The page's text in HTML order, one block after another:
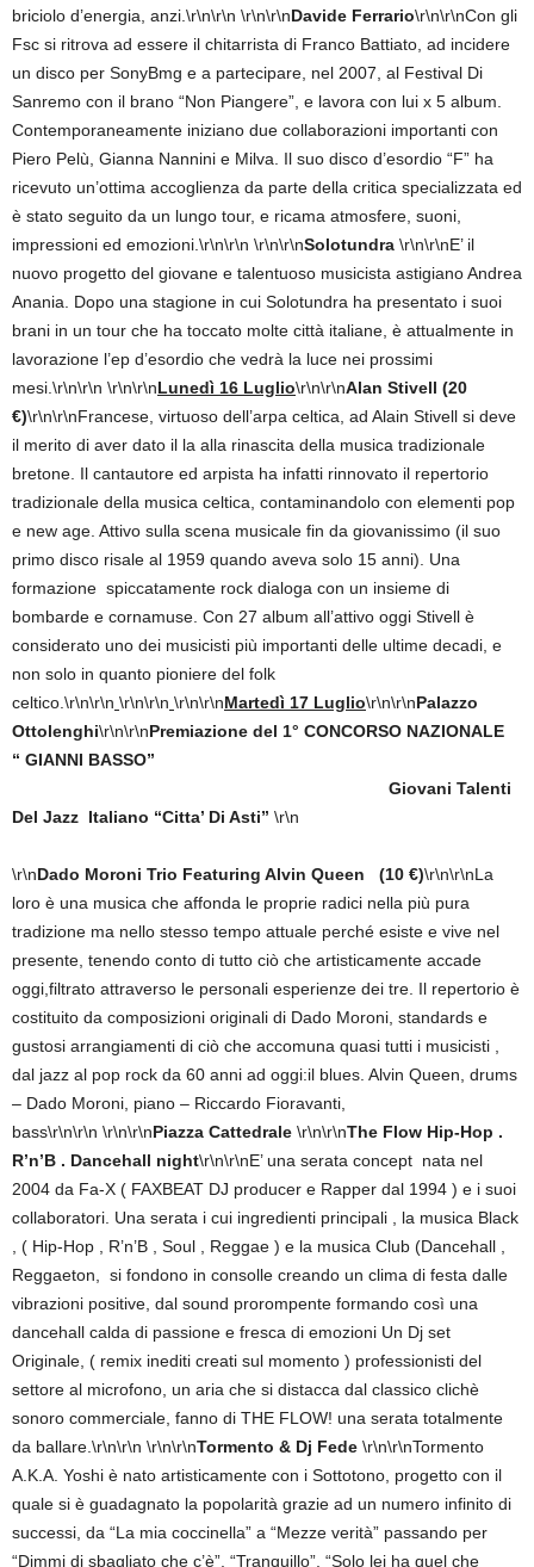
briciolo d’energia, anzi.\r\n\r\n \r\n\r\nDavide Ferrario\r\n\r\nCon gli
Fsc si ritrova ad essere il chitarrista di Franco Battiato, ad incidere
un disco per SonyBmg e a partecipare, nel 2007, al Festival Di
Sanremo con il brano “Non Piangere”, e lavora con lui x 5 album.
Contemporaneamente iniziano due collaborazioni importanti con
Piero Pelù, Gianna Nannini e Milva. Il suo disco d’esordio “F” ha
ricevuto un’ottima accoglienza da parte della critica specializzata ed
è stato seguito da un lungo tour, e ricama atmosfere, suoni,
impressioni ed emozioni.\r\n\r\n \r\n\r\nSolotundra \r\n\r\nE’ il
nuovo progetto del giovane e talentuoso musicista astigiano Andrea
Anania. Dopo una stagione in cui Solotundra ha presentato i suoi
brani in un tour che ha toccato molte città italiane, è attualmente in
lavorazione l’ep d’esordio che vedrà la luce nei prossimi
mesi.\r\n\r\n \r\n\r\nLunedì 16 Luglio\r\n\r\nAlan Stivell (20
€)\r\n\r\nFrancese, virtuoso dell’arpa celtica, ad Alain Stivell si deve
il merito di aver dato il la alla rinascita della musica tradizionale
bretone. Il cantautore ed arpista ha infatti rinnovato il repertorio
tradizionale della musica celtica, contaminandolo con elementi pop
e new age. Attivo sulla scena musicale fin da giovanissimo (il suo
primo disco risale al 1959 quando aveva solo 15 anni). Una
formazione spiccatamente rock dialoga con un insieme di
bombarde e cornamuse. Con 27 album all’attivo oggi Stivell è
considerato uno dei musicisti più importanti delle ultime decadi, e
non solo in quanto pioniere del folk
celtico.\r\n\r\n \r\n\r\n \r\n\r\nMartedì 17 Luglio\r\n\r\nPalazzo
Ottolenghi\r\n\r\nPremiazione del 1° CONCORSO NAZIONALE
“ GIANNI BASSO”
Giovani Talenti
Del Jazz Italiano “Citta’ Di Asti” \r\n
\r\nDado Moroni Trio Featuring Alvin Queen (10 €)\r\n\r\nLa
loro è una musica che affonda le proprie radici nella più pura
tradizione ma nello stesso tempo attuale perché esiste e vive nel
presente, tenendo conto di tutto ciò che artisticamente accade
oggi,filtrato attraverso le personali esperienze dei tre. Il repertorio è
costituito da composizioni originali di Dado Moroni, standards e
gustosi arrangiamenti di ciò che accomuna quasi tutti i musicisti ,
dal jazz al pop rock da 60 anni ad oggi:il blues. Alvin Queen, drums
– Dado Moroni, piano – Riccardo Fioravanti,
bass\r\n\r\n \r\n\r\nPiazza Cattedrale \r\n\r\nThe Flow Hip-Hop .
R’n’B . Dancehall night\r\n\r\nE’ una serata concept nata nel
2004 da Fa-X ( FAXBEAT DJ producer e Rapper dal 1994 ) e i suoi
collaboratori. Una serata i cui ingredienti principali , la musica Black
, ( Hip-Hop , R’n’B , Soul , Reggae ) e la musica Club (Dancehall ,
Reggaeton, si fondono in consolle creando un clima di festa dalle
vibrazioni positive, dal sound prorompente formando così una
dancehall calda di passione e fresca di emozioni Un Dj set
Originale, ( remix inediti creati sul momento ) professionisti del
settore al microfono, un aria che si distacca dal classico clichè
sonoro commerciale, fanno di THE FLOW! una serata totalmente
da ballare.\r\n\r\n \r\n\r\nTormento & Dj Fede \r\n\r\nTormento
A.K.A. Yoshi è nato artisticamente con i Sottotono, progetto con il
quale si è guadagnato la popolarità grazie ad un numero infinito di
successi, da “La mia coccinella” a “Mezze verità” passando per
“Dimmi di sbagliato che c’è”, “Tranquillo”, “Solo lei ha quel che